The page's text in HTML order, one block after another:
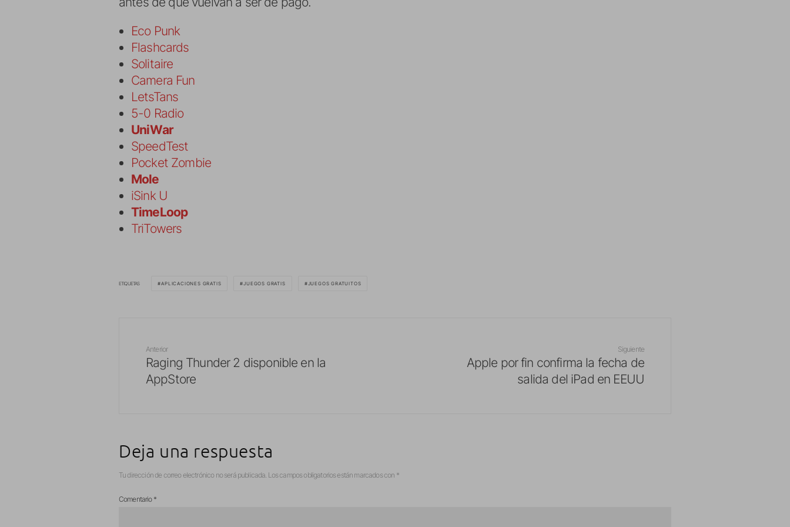
Eco Punk
Flashcards
Solitaire
Camera Fun
LetsTans
5-0 Radio
UniWar
SpeedTest
Pocket Zombie
Mole
iSink U
TimeLoop
TriTowers
ETIQUETAS APLICACIONES GRATIS JUEGOS GRATIS JUEGOS GRATUITOS
Anterior
Raging Thunder 2 disponible en la
AppStore
Siguiente
Apple por fin confirma la fecha de
salida del iPad en EEUU
Deja una respuesta
Tu dirección de correo electrónico no será publicada. Los campos obligatorios están marcados con *
Comentario *